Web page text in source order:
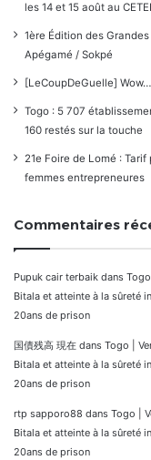
les 14 et 15 août au
1ère Édition des
Apégamé / Sokpé
[LeCoupDeGuelle]
Togo : 5 707
160 restés sur la touche
21e Foire de Lomé :
femmes entrepreneures
Commentaires
Pupuk cair terbaik dans
Bitala et atteinte à la sûreté
20ans de prison
国債残高 現在 dans Togo |
Bitala et atteinte à la sûreté
20ans de prison
rtp sapporo88 dans Togo |
Bitala et atteinte à la sûreté
20ans de prison